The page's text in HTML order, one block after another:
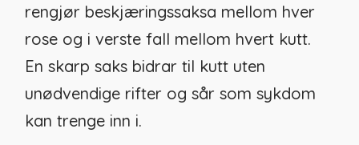
rengjør beskjæringssaksa mellom hver
rose og i verste fall mellom hvert kutt.
En skarp saks bidrar til kutt uten
unødvendige rifter og sår som sykdom
kan trenge inn i.